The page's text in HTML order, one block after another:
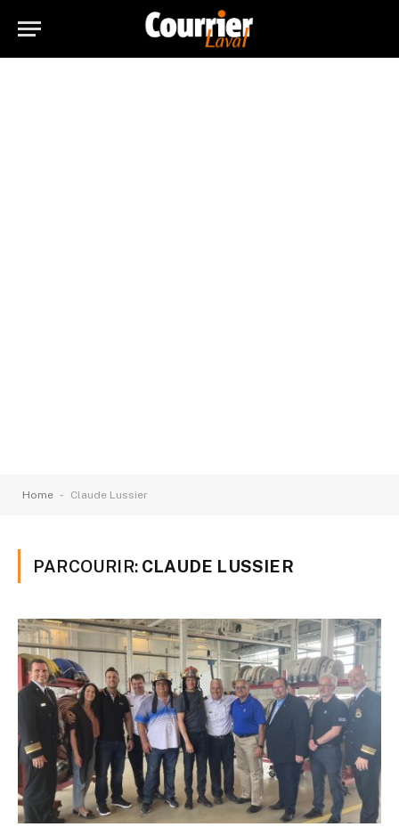
Home - Claude Lussier
PARCOURIR: CLAUDE LUSSIER